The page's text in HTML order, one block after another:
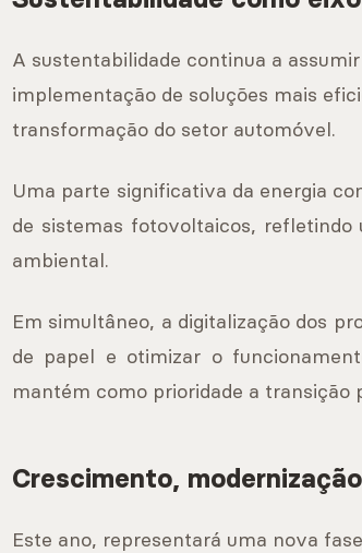
A sustentabilidade continua a
implementação de soluções mais
transformação do setor automóvel.
Uma parte significativa da energia
de sistemas fotovoltaicos,
ambiental.
Em simultâneo, a digitalização dos
de papel e otimizar o
mantém como prioridade a transição
Crescimento,
Este ano, representará uma nova